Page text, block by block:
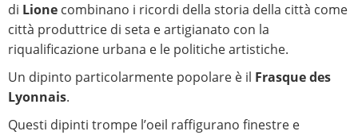
di Lione combinano i ricordi della storia della città come
città produttrice di seta e artigianato con la
riqualificazione urbana e le politiche artistiche.
Un dipinto particolarmente popolare è il Frasque des
Lyonnais.
Questi dipinti trompe l’oeil raffigurano finestre e